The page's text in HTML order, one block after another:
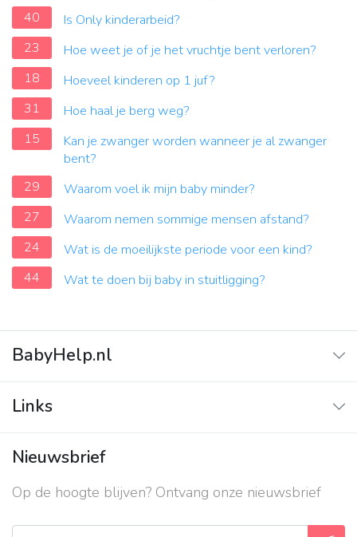
40
Is Only kinderarbeid?
23
Hoe weet je of je het vruchtje bent verloren?
18
Hoeveel kinderen op 1 juf?
31
Hoe haal je berg weg?
15
Kan je zwanger worden wanneer je al zwanger
bent?
29
Waarom voel ik mijn baby minder?
27
Waarom nemen sommige mensen afstand?
24
Wat is de moeilijkste periode voor een kind?
44
Wat te doen bij baby in stuitligging?
BabyHelp.nl
Vraag & Antwoord
Links
Contact
Over ons
Privacy beleid
Nieuwsbrief
Op de hoogte blijven? Ontvang onze nieuwsbrief